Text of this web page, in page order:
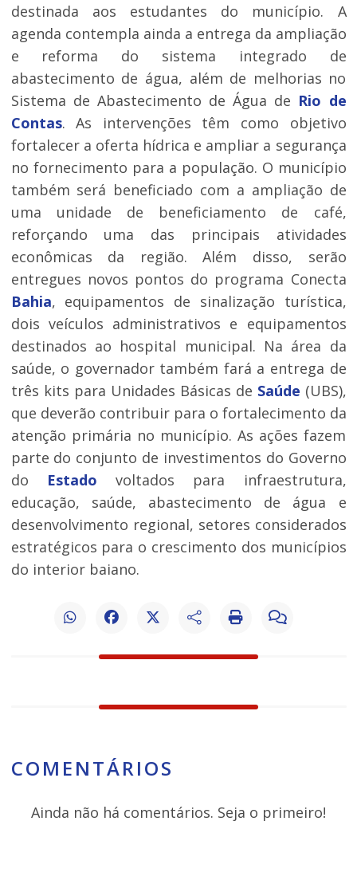
destinada aos estudantes do município. A
agenda contempla ainda a entrega da ampliação
e reforma do sistema integrado de
abastecimento de água, além de melhorias no
Sistema de Abastecimento de Água de Rio de
Contas. As intervenções têm como objetivo
fortalecer a oferta hídrica e ampliar a segurança
no fornecimento para a população. O município
também será beneficiado com a ampliação de
uma unidade de beneficiamento de café,
reforçando uma das principais atividades
econômicas da região. Além disso, serão
entregues novos pontos do programa Conecta
Bahia, equipamentos de sinalização turística,
dois veículos administrativos e equipamentos
destinados ao hospital municipal. Na área da
saúde, o governador também fará a entrega de
três kits para Unidades Básicas de Saúde (UBS),
que deverão contribuir para o fortalecimento da
atenção primária no município. As ações fazem
parte do conjunto de investimentos do Governo
do Estado voltados para infraestrutura,
educação, saúde, abastecimento de água e
desenvolvimento regional, setores considerados
estratégicos para o crescimento dos municípios
do interior baiano.
COMENTÁRIOS
Ainda não há comentários. Seja o primeiro!